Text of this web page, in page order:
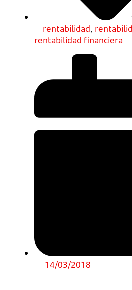
rentabilidad,
rentabilidad financiera
14/03/2018